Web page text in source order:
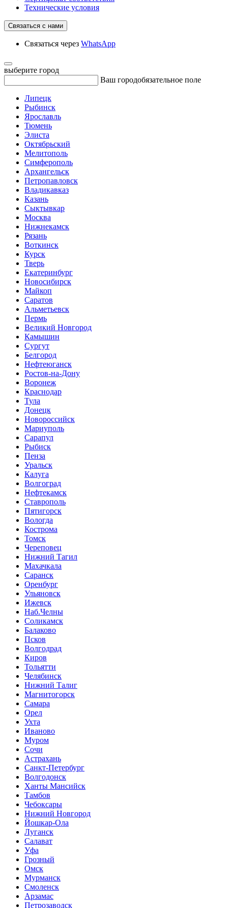
Технические условия
Связаться с нами
Связаться через WhatsApp
выберите город
Ваш городобязательное поле
Липецк
Рыбинск
Ярославль
Тюмень
Элиста
Октябрьский
Мелитополь
Симферополь
Архангельск
Петропавловск
Владикавказ
Казань
Сыктывкар
Москва
Нижнекамск
Рязань
Воткинск
Курск
Тверь
Екатеринбург
Новосибирск
Майкоп
Саратов
Альметьевск
Пермь
Великий Новгород
Камышин
Сургут
Белгород
Нефтеюганск
Ростов-на-Дону
Воронеж
Краснодар
Тула
Донецк
Новороссийск
Мариуполь
Сарапул
Рыбиск
Пенза
Уральск
Калуга
Волгоград
Нефтекамск
Ставрополь
Пятигорск
Вологда
Кострома
Томск
Череповец
Нижний Тагил
Махачкала
Саранск
Оренбург
Ульяновск
Ижевск
Наб.Челны
Соликамск
Балаково
Псков
Волгодрад
Киров
Тольятти
Челябинск
Нижний Талиг
Магнитогорск
Самара
Орел
Ухта
Иваново
Муром
Сочи
Астрахань
Санкт-Петербург
Волгодонск
Ханты Мансийск
Тамбов
Чебоксары
Нижний Новгород
Йошкар-Ола
Луганск
Салават
Уфа
Грозный
Омск
Мурманск
Смоленск
Арзамас
Петрозаводск